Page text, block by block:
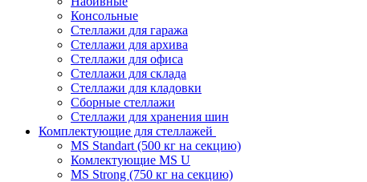
Консольные
Стеллажи для гаража
Стеллажи для архива
Стеллажи для офиса
Стеллажи для склада
Стеллажи для кладовки
Сборные стеллажи
Стеллажи для хранения шин
Комплектующие для стеллажей
MS Standart (500 кг на секцию)
Комлектующие MS U
MS Strong (750 кг на секцию)